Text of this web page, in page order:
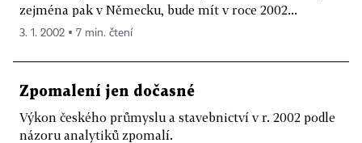
zejména pak v Německu, bude mít v roce 2002...
3. 1. 2002 ▪ 7 min. čtení
Zpomalení jen dočasné
Výkon českého průmyslu a stavebnictví v r. 2002 podle
názoru analytiků zpomalí.